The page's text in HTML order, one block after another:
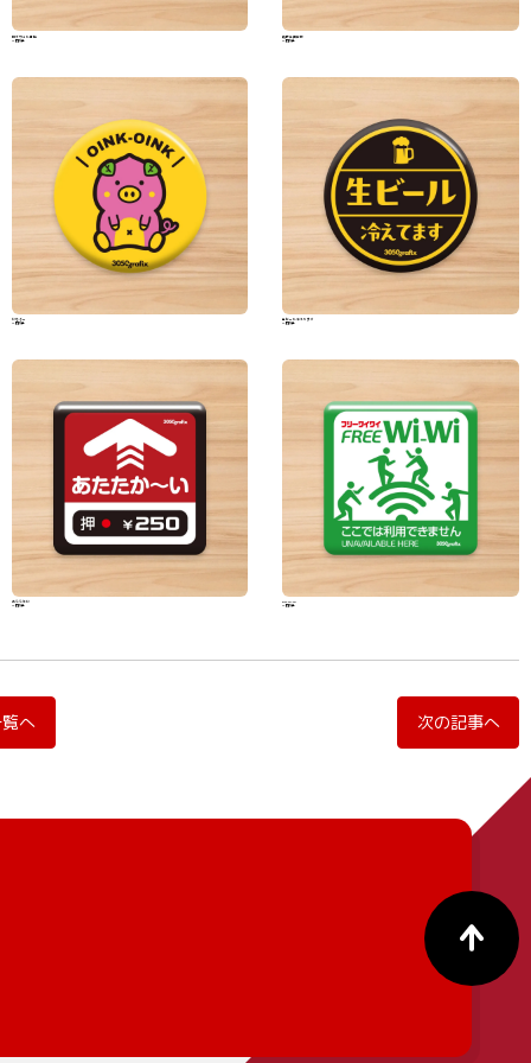
ロズウェル事件
330円(税込)
純喫茶倶楽部
330円(税込)
いもぶー
330円(税込)
生ビール冷えてます
330円(税込)
あたたかい
330円(税込)
Free Wi-Wi
330円(税込)
へ 次の記事へ